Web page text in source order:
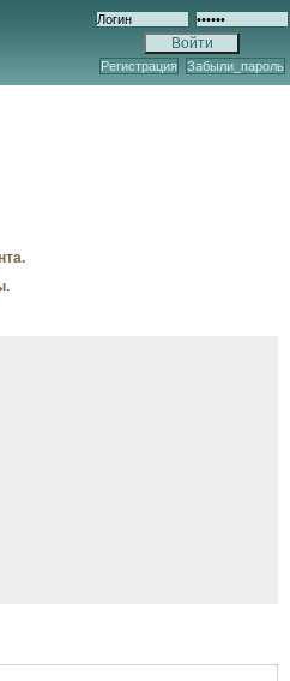
Регистрация Забыли_пароль